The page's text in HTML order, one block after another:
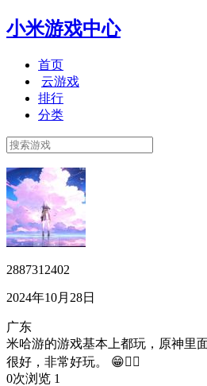
小米游戏中心
首页
云游戏
排行
分类
2887312402
2024年10月28日
广东
米哈游的游戏基本上都玩，原神里
很好，非常好玩。 😁👍🏻
0次浏览 1